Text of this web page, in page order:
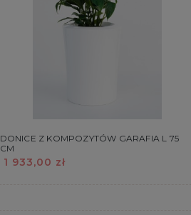
DONICE Z KOMPOZYTÓW GARAFIA L 75
CM
1 933,00 zł